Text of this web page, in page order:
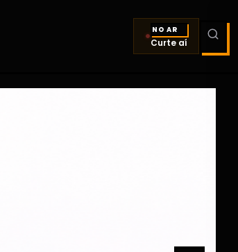
NO AR
Curte aí